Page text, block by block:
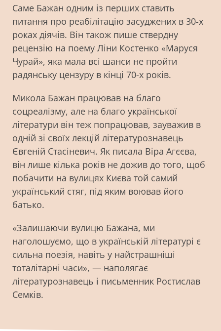
Саме Бажан одним із перших ставить
питання про реабілітацію засуджених в 30-х
роках діячів. Він також пише ствердну
рецензію на поему Ліни Костенко «Маруся
Чурай», яка мала всі шанси не пройти
радянську цензуру в кінці 70-х років.
Микола Бажан працював на благо
соцреалізму, але на благо української
літератури він теж попрацював, зауважив в
одній зі своїх лекцій літературознавець
Євгеній Стасіневич. Як писала Віра Агєєва,
він лише кілька років не дожив до того, щоб
побачити на вулицях Києва той самий
український стяг, під яким воював його
батько.
«Залишаючи вулицю Бажана, ми
наголошуємо, що в українській літературі є
сильна поезія, навіть у найстрашніші
тоталітарні часи», — наполягає
літературознавець і письменник Ростислав
Семків.